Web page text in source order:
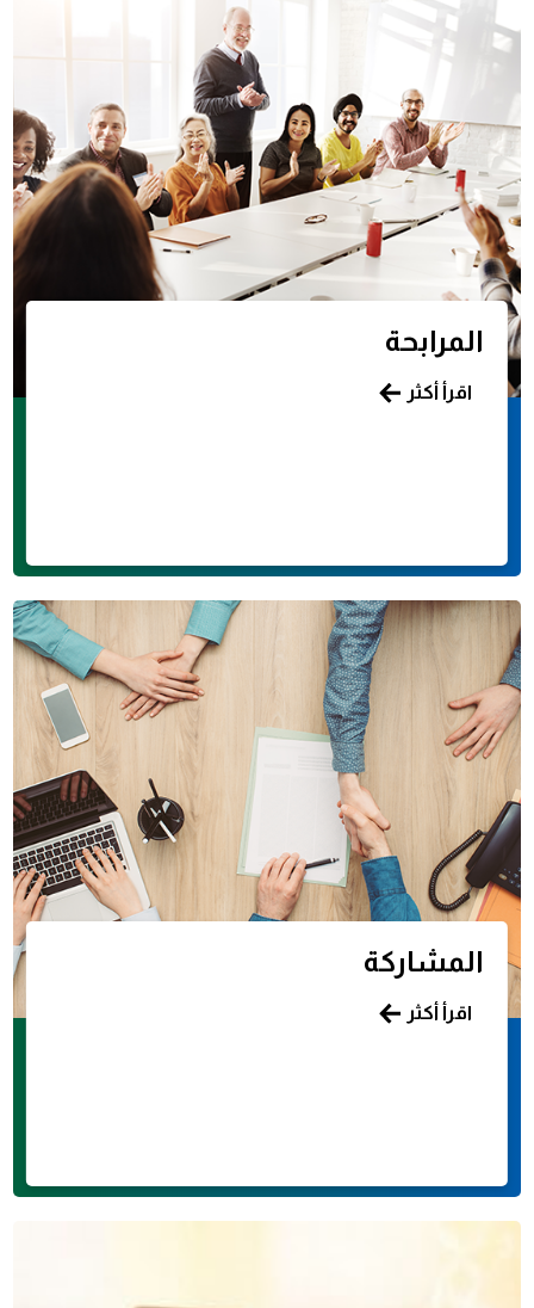
المرابحة
اقرأ أكثر
المشاركة
اقرأ أكثر